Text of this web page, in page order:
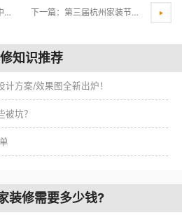
上一篇：铭品装饰庆祝新中国成立70周年歌咏比赛~红旗飒飒，国歌激昂 下一篇：第三届杭州家装节啤酒节阶段铭品董事长早安寄语
知识推荐
计方案/效果图全新出炉！
被坑？
装修需要多少钱?